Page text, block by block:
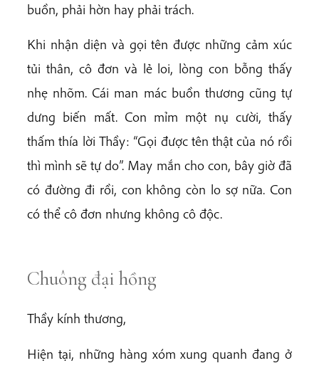
buồn, phải hờn hay phải trách.
Khi nhận diện và gọi tên được những cảm xúc
tủi thân, cô đơn và lẻ loi, lòng con bỗng thấy
nhẹ nhõm. Cái man mác buồn thương cũng tự
dưng biến mất. Con mỉm một nụ cười, thấy
thấm thía lời Thầy: “Gọi được tên thật của nó rồi
thì mình sẽ tự do”. May mắn cho con, bây giờ đã
có đường đi rồi, con không còn lo sợ nữa. Con
có thể cô đơn nhưng không cô độc.
Chuông đại hồng
Thầy kính thương,
Hiện tại, những hàng xóm xung quanh đang ở